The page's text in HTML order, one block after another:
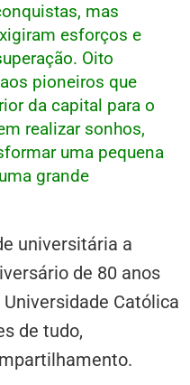
mas
esforços e
Oito
pioneiros que
da capital para o
realizar sonhos,
uma pequena
grande
universitária a
de 80 anos
Católica
de tudo,